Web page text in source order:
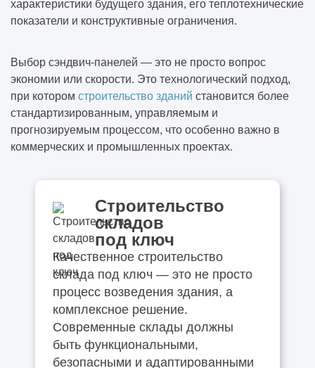
характеристики будущего здания, его теплотехнические
показатели и конструктивные ограничения.
Выбор сэндвич-панелей — это не просто вопрос
экономии или скорости. Это технологический подход,
при котором строительство зданий становится более
стандартизированным, управляемым и
прогнозируемым процессом, что особенно важно в
коммерческих и промышленных проектах.
Строительство
складов
под ключ
Качественное строительство
склада под ключ — это не просто
процесс возведения здания, а
комплексное решение.
Современные склады должны
быть функциональными,
безопасными и адаптированными